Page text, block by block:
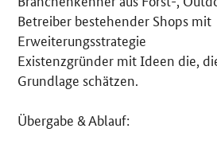
Betreiber bestehender Shops mit
Erweiterungsstrategie
Existenzgründer mit Ideen die,
Grundlage schätzen.
Übergabe & Ablauf: